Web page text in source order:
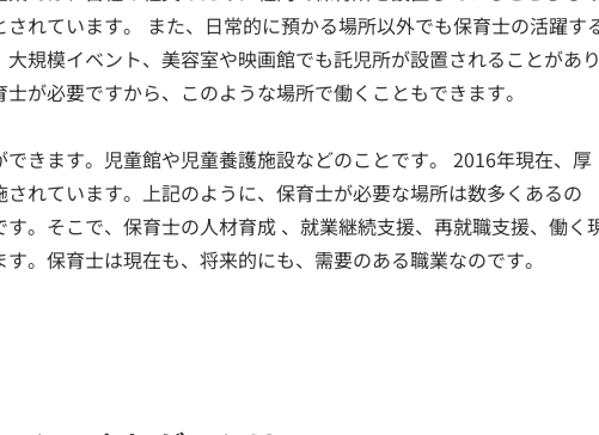
れています。 また、日常的に預かる場所以外でも保育士の活躍す
規模イベント、美容室や映画館でも託児所が設置されることがあ
が必要ですから、このような場所で働くこともできます。
きます。児童館や児童養護施設などのことです。 2016年現在、厚
れています。上記のように、保育士が必要な場所は数多くあるの
。そこで、保育士の人材育成 、就業継続支援、再就職支援、働く
。保育士は現在も、将来的にも、需要のある職業なのです。